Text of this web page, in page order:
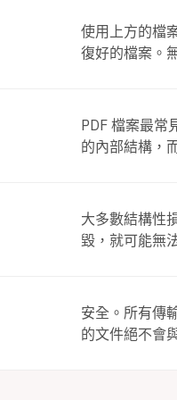
使用上方的檔
復好的檔案。
PDF 檔案最常
的內部結構，
大多數結構性
毀，就可能無
安全。所有傳
的文件絕不會